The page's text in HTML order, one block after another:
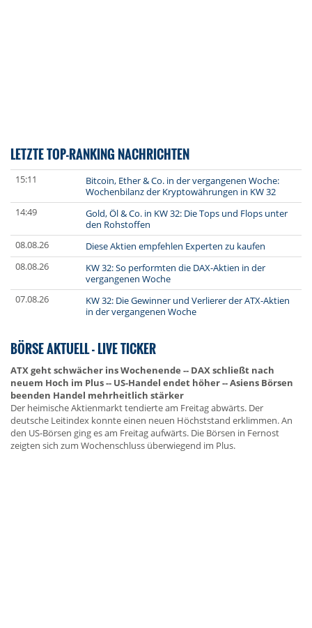
LETZTE TOP-RANKING NACHRICHTEN
15:11
Bitcoin, Ether & Co. in der vergangenen Woche:
Wochenbilanz der Kryptowährungen in KW 32
14:49
Gold, Öl & Co. in KW 32: Die Tops und Flops unter
den Rohstoffen
08.08.26
Diese Aktien empfehlen Experten zu kaufen
08.08.26
KW 32: So performten die DAX-Aktien in der
vergangenen Woche
07.08.26
KW 32: Die Gewinner und Verlierer der ATX-Aktien
in der vergangenen Woche
BÖRSE AKTUELL - LIVE TICKER
ATX geht schwächer ins Wochenende -- DAX schließt nach
neuem Hoch im Plus -- US-Handel endet höher -- Asiens Börsen
beenden Handel mehrheitlich stärker
Der heimische Aktienmarkt tendierte am Freitag abwärts. Der
deutsche Leitindex konnte einen neuen Höchststand erklimmen. An
den US-Börsen ging es am Freitag aufwärts. Die Börsen in Fernost
zeigten sich zum Wochenschluss überwiegend im Plus.